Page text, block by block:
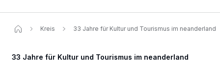
Kreis 33 Jahre für Kultur und Tourismus im neanderland
33 Jahre für Kultur und Tourismus im neanderland